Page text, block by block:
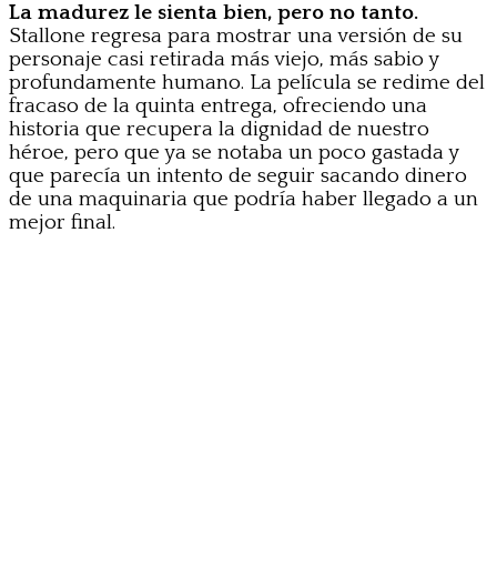
La madurez le sienta bien, pero no tanto.
Stallone regresa para mostrar una versión de su
personaje casi retirada más viejo, más sabio y
profundamente humano. La película se redime del
fracaso de la quinta entrega, ofreciendo una
historia que recupera la dignidad de nuestro
héroe, pero que ya se notaba un poco gastada y
que parecía un intento de seguir sacando dinero
de una maquinaria que podría haber llegado a un
mejor final.